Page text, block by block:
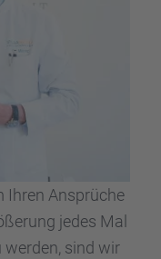
Ihren Ansprü­che
jedes Mal
sind wir